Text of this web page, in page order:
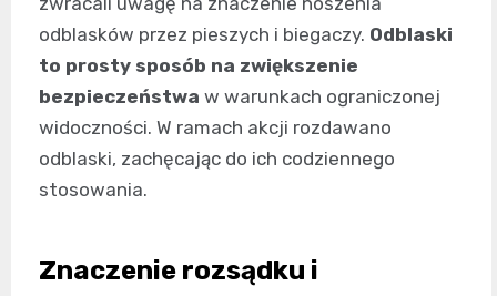
odblasków przez pieszych i biegaczy. Odblaski
to prosty sposób na zwiększenie
bezpieczeństwa w warunkach ograniczonej
widoczności. W ramach akcji rozdawano
odblaski, zachęcając do ich codziennego
stosowania.
Znaczenie rozsądku i